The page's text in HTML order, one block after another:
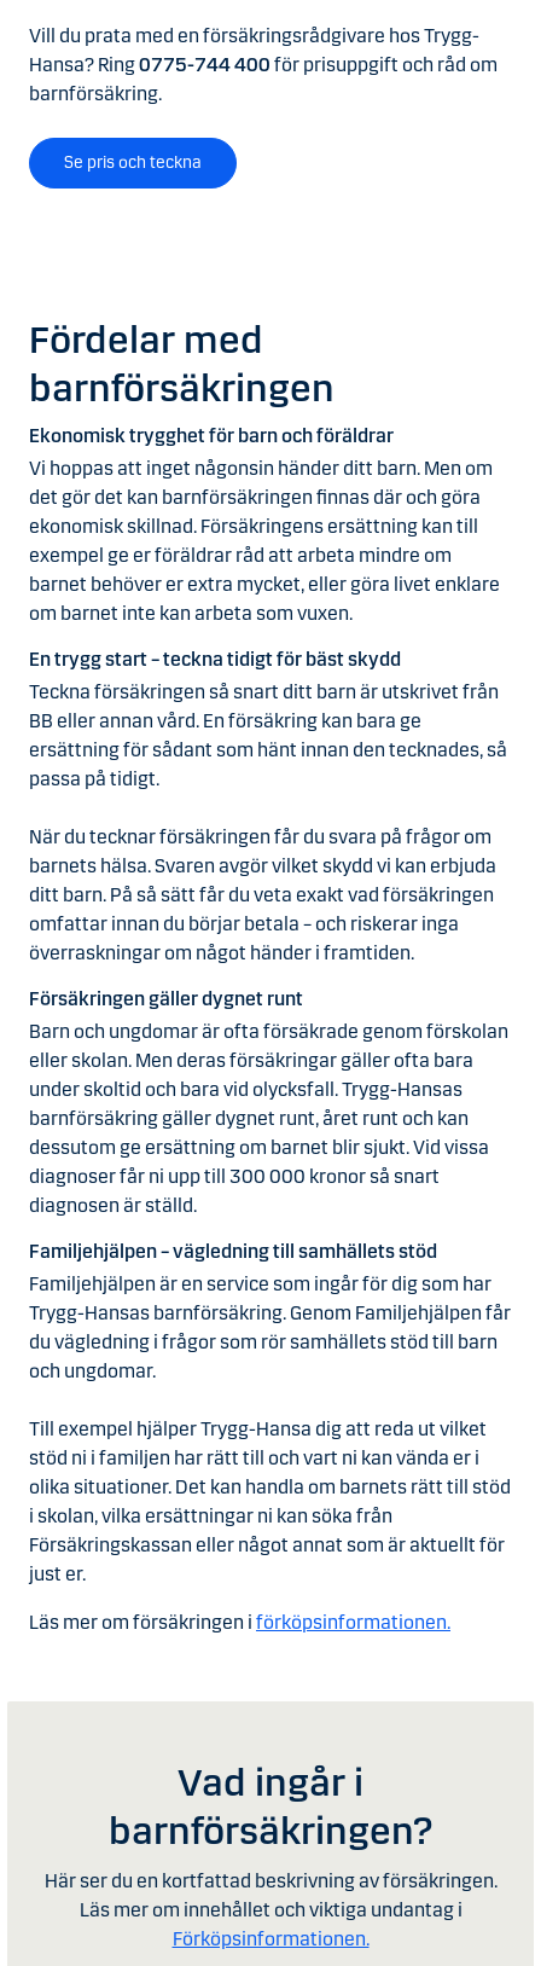
Vill du prata med en försäkringsrådgivare hos Trygg-
Hansa? Ring0775-744 400 för prisuppgift och råd om
barnförsäkring.
Se pris och teckna
Fördelar med
barnförsäkringen
Ekonomisk trygghet för barn och föräldrar
Vi hoppas att inget någonsin händer ditt barn. Men om
det gör det kan barnförsäkringen finnas där och göra
ekonomisk skillnad. Försäkringens ersättning kan till
exempel ge er föräldrar råd att arbeta mindre om
barnet behöver er extra mycket, eller göra livet enklare
om barnet inte kan arbeta som vuxen.
En trygg start – teckna tidigt för bäst skydd
Teckna försäkringen så snart ditt barn är utskrivet från
BB eller annan vård. En försäkring kan bara ge
ersättning för sådant som hänt innan den tecknades, så
passa på tidigt.
När du tecknar försäkringen får du svara på frågor om
barnets hälsa. Svaren avgör vilket skydd vi kan erbjuda
ditt barn. På så sätt får du veta exakt vad försäkringen
omfattar innan du börjar betala – och riskerar inga
överraskningar om något händer i framtiden.
Försäkringen gäller dygnet runt
Barn och ungdomar är ofta försäkrade genom förskolan
eller skolan. Men deras försäkringar gäller ofta bara
under skoltid och bara vid olycksfall. Trygg-Hansas
barnförsäkring gäller dygnet runt, året runt och kan
dessutom ge ersättning om barnet blir sjukt. Vid vissa
diagnoser får ni upp till 300 000 kronor så snart
diagnosen är ställd.
Familjehjälpen – vägledning till samhällets stöd
Familjehjälpen är en service som ingår för dig som har
Trygg-Hansas barnförsäkring. Genom Familjehjälpen får
du vägledning i frågor som rör samhällets stöd till barn
och ungdomar.
Till exempel hjälper Trygg-Hansa dig att reda ut vilket
stöd ni i familjen har rätt till och vart ni kan vända er i
olika situationer. Det kan handla om barnets rätt till stöd
i skolan, vilka ersättningar ni kan söka från
Försäkringskassan eller något annat som är aktuellt för
just er.
Läs mer om försäkringen i förköpsinformationen.
Vad ingår i
barnförsäkringen?
Här ser du en kortfattad beskrivning av försäkringen.
Läs mer om innehållet och viktiga undantag i
Förköpsinformationen.